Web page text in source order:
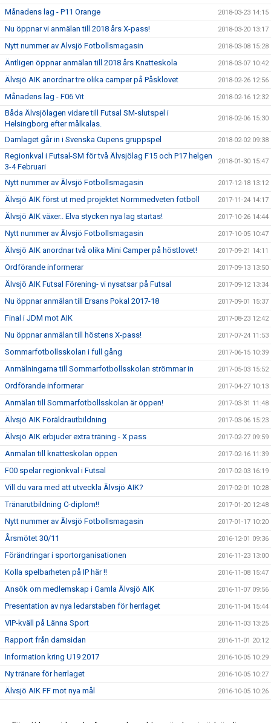
Månadens lag - P11 Orange 2018-03-23 14:15
Nu öppnar vi anmälan till 2018 års X-pass! 2018-03-20 13:17
Nytt nummer av Älvsjö Fotbollsmagasin 2018-03-08 15:28
Äntligen öppnar anmälan till 2018 års Knatteskola 2018-03-07 10:42
Älvsjö AIK anordnar tre olika camper på Påsklovet 2018-02-26 12:56
Månadens lag - F06 Vit 2018-02-16 12:32
Båda Älvsjölagen vidare till Futsal SM-slutspel i
Helsingborg efter målkalas.
2018-02-06 15:30
Damlaget går in i Svenska Cupens gruppspel 2018-02-02 09:38
Regionkval i Futsal-SM för två Älvsjölag F15 och P17 helgen
3-4 Februari
2018-01-30 15:47
Nytt nummer av Älvsjö Fotbollsmagasin 2017-12-18 13:12
Älvsjö AIK först ut med projektet Normmedveten fotboll 2017-11-24 14:17
Älvsjö AIK växer.. Elva stycken nya lag startas! 2017-10-26 14:44
Nytt nummer av Älvsjö Fotbollsmagasin 2017-10-05 10:47
Älvsjö AIK anordnar två olika Mini Camper på höstlovet! 2017-09-21 14:11
Ordförande informerar 2017-09-13 13:50
Älvsjö AIK Futsal Förening- vi nysatsar på Futsal 2017-09-12 13:34
Nu öppnar anmälan till Ersans Pokal 2017-18 2017-09-01 15:37
Final i JDM mot AIK 2017-08-23 12:42
Nu öppnar anmälan till höstens X-pass! 2017-07-24 11:53
Sommarfotbollsskolan i full gång 2017-06-15 10:39
Anmälningarna till Sommarfotbollsskolan strömmar in 2017-05-03 15:52
Ordförande informerar 2017-04-27 10:13
Anmälan till Sommarfotbollsskolan är öppen! 2017-03-31 11:48
Älvsjö AIK Föräldrautbildning 2017-03-06 15:23
Älvsjö AIK erbjuder extra träning - X pass 2017-02-27 09:59
Anmälan till knatteskolan öppen 2017-02-16 11:39
F00 spelar regionkval i Futsal 2017-02-03 16:19
Vill du vara med att utveckla Älvsjö AIK? 2017-02-01 10:28
Tränarutbildning C-diplom!! 2017-01-20 12:48
Nytt nummer av Älvsjö Fotbollsmagasin 2017-01-17 10:20
Årsmötet 30/11 2016-12-01 09:36
Förändringar i sportorganisationen 2016-11-23 13:00
Kolla spelbarheten på IP här !! 2016-11-08 15:47
Ansök om medlemskap i Gamla Älvsjö AIK 2016-11-07 09:56
Presentation av nya ledarstaben för herrlaget 2016-11-04 15:44
VIP-kväll på Länna Sport 2016-11-03 13:25
Rapport från damsidan 2016-11-01 20:12
Information kring U19 2017 2016-10-05 10:29
Ny tränare för herrlaget 2016-10-05 10:27
Älvsjö AIK FF mot nya mål 2016-10-05 10:26